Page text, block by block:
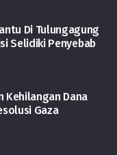
Di Tulungagung
Selidiki Penyebab
Kehilangan Dana
Gaza